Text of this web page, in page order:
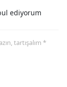
ediyorum
tartışalım *